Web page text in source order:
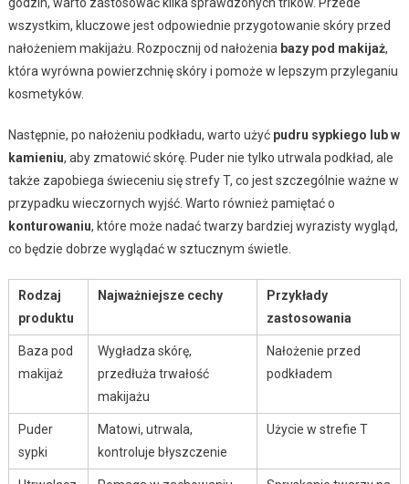
wszystkim, kluczowe jest odpowiednie przygotowanie skóry przed
nałożeniem makijażu. Rozpocznij od nałożenia bazy pod makijaż,
która wyrówna powierzchnię skóry i pomoże w lepszym przyleganiu
kosmetyków.
Następnie, po nałożeniu podkładu, warto użyć pudru sypkiego lub w
kamieniu, aby zmatowić skórę. Puder nie tylko utrwala podkład, ale
także zapobiega świeceniu się strefy T, co jest szczególnie ważne w
przypadku wieczornych wyjść. Warto również pamiętać o
konturowaniu, które może nadać twarzy bardziej wyrazisty wygląd,
co będzie dobrze wyglądać w sztucznym świetle.
Rodzaj
produktu
Najważniejsze cechy
Przykłady
zastosowania
Baza pod
makijaż
Wygładza skórę,
przedłuża trwałość
makijażu
Nałożenie przed
podkładem
Puder
sypki
Matowi, utrwala,
kontroluje błyszczenie
Użycie w strefie T